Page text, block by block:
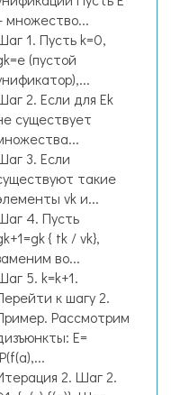
множество...
1. Пусть k=0,
(пустой
2. Если для Ek
существует
3. Если
такие
vk и...
4. Пусть
{ tk / vk},
во...
5. k=k+1.
к шагу 2.
Рассмотрим
E=
2. Шаг 2.